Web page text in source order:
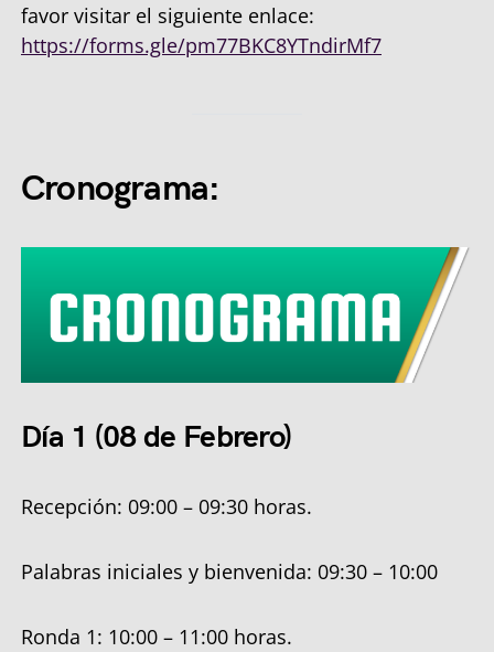
favor visitar el siguiente enlace:
https://forms.gle/pm77BKC8YTndirMf7
Cronograma:
Día 1 (08 de Febrero)
Recepción: 09:00 – 09:30 horas.
Palabras iniciales y bienvenida: 09:30 – 10:00
Ronda 1: 10:00 – 11:00 horas.